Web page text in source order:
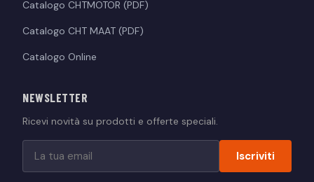
Catalogo CHTMOTOR (PDF)
Catalogo CHT MAAT (PDF)
Catalogo Online
NEWSLETTER
Ricevi novità su prodotti e offerte speciali.
Iscriviti